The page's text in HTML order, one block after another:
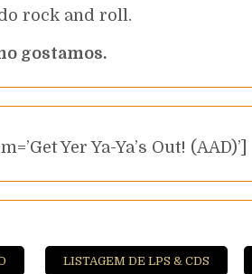
rock and roll.
gostamos.
Yer Ya-Ya’s Out! (AAD)’]
LISTAGEM DE LPS & CDS